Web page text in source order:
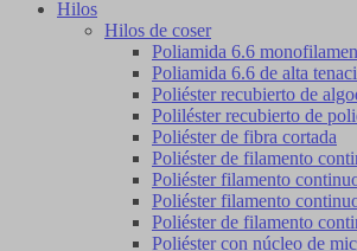
Hilos
Hilos de coser
Poliamida 6.6
Poliamida 6.6 de alta
Poliéster recubierto de
Poliléster recubierto de
Poliéster de fibra cortada
Poliéster de filamento
Poliéster filamento
Poliéster filamento
Poliéster de filamento
Poliéster con núcleo de